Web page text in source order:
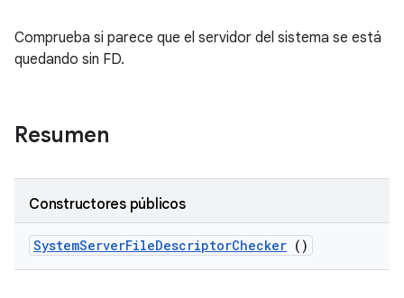
Comprueba si parece que el servidor del sistema se está
quedando sin FD.
Resumen
Constructores públicos
SystemServerFileDescriptorChecker ()